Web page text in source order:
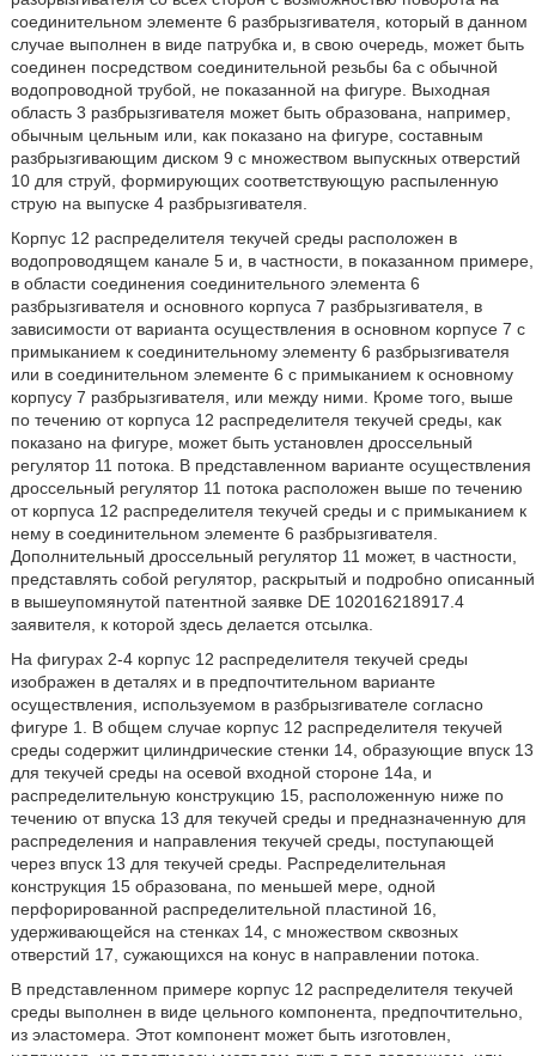
соединительном элементе 6 разбрызгивателя, который в данном
случае выполнен в виде патрубка и, в свою очередь, может быть
соединен посредством соединительной резьбы 6а с обычной
водопроводной трубой, не показанной на фигуре. Выходная
область 3 разбрызгивателя может быть образована, например,
обычным цельным или, как показано на фигуре, составным
разбрызгивающим диском 9 с множеством выпускных отверстий
10 для струй, формирующих соответствующую распыленную
струю на выпуске 4 разбрызгивателя.
Корпус 12 распределителя текучей среды расположен в
водопроводящем канале 5 и, в частности, в показанном примере,
в области соединения соединительного элемента 6
разбрызгивателя и основного корпуса 7 разбрызгивателя, в
зависимости от варианта осуществления в основном корпусе 7 с
примыканием к соединительному элементу 6 разбрызгивателя
или в соединительном элементе 6 с примыканием к основному
корпусу 7 разбрызгивателя, или между ними. Кроме того, выше
по течению от корпуса 12 распределителя текучей среды, как
показано на фигуре, может быть установлен дроссельный
регулятор 11 потока. В представленном варианте осуществления
дроссельный регулятор 11 потока расположен выше по течению
от корпуса 12 распределителя текучей среды и с примыканием к
нему в соединительном элементе 6 разбрызгивателя.
Дополнительный дроссельный регулятор 11 может, в частности,
представлять собой регулятор, раскрытый и подробно описанный
в вышеупомянутой патентной заявке DE 102016218917.4
заявителя, к которой здесь делается отсылка.
На фигурах 2-4 корпус 12 распределителя текучей среды
изображен в деталях и в предпочтительном варианте
осуществления, используемом в разбрызгивателе согласно
фигуре 1. В общем случае корпус 12 распределителя текучей
среды содержит цилиндрические стенки 14, образующие впуск 13
для текучей среды на осевой входной стороне 14а, и
распределительную конструкцию 15, расположенную ниже по
течению от впуска 13 для текучей среды и предназначенную для
распределения и направления текучей среды, поступающей
через впуск 13 для текучей среды. Распределительная
конструкция 15 образована, по меньшей мере, одной
перфорированной распределительной пластиной 16,
удерживающейся на стенках 14, с множеством сквозных
отверстий 17, сужающихся на конус в направлении потока.
В представленном примере корпус 12 распределителя текучей
среды выполнен в виде цельного компонента, предпочтительно,
из эластомера. Этот компонент может быть изготовлен,